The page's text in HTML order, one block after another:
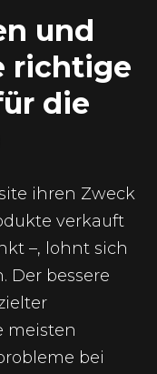
und
richtige
die
ihren Zweck
verkauft
–, lohnt sich
Der bessere
meisten
bei